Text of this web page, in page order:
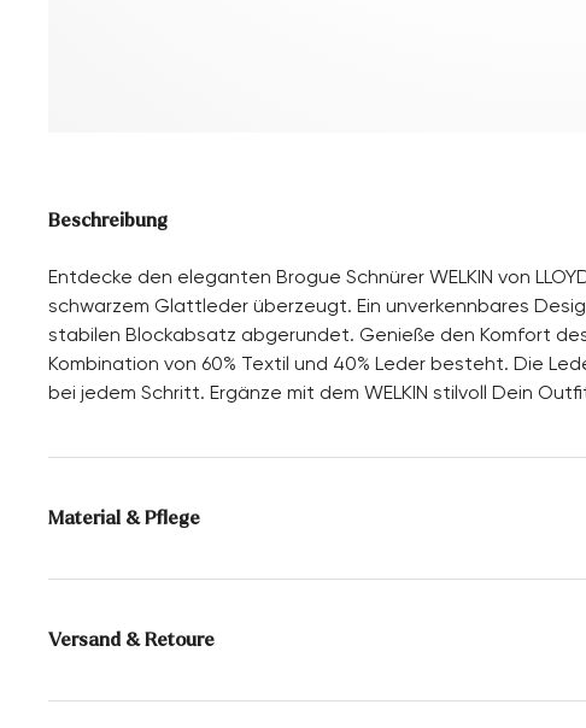
Beschreibung
Entdecke den eleganten Brogue Schnürer WELKIN von
schwarzem Glattleder überzeugt. Ein unverkennbares
stabilen Blockabsatz abgerundet. Genieße den Komfort
Kombination von 60% Textil und 40% Leder besteht. Die
bei jedem Schritt. Ergänze mit dem WELKIN stilvoll Dein
Material & Pflege
Produktionsgrößengang: UK-Größen
Versand & Retoure
Lieferzeit 5-6 Tage mit DHL oder GLS